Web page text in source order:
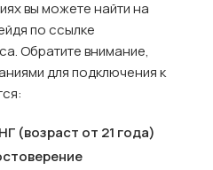
вы можете найти на
по ссылке
Обратите внимание,
для подключения к
(возраст от 21 года)